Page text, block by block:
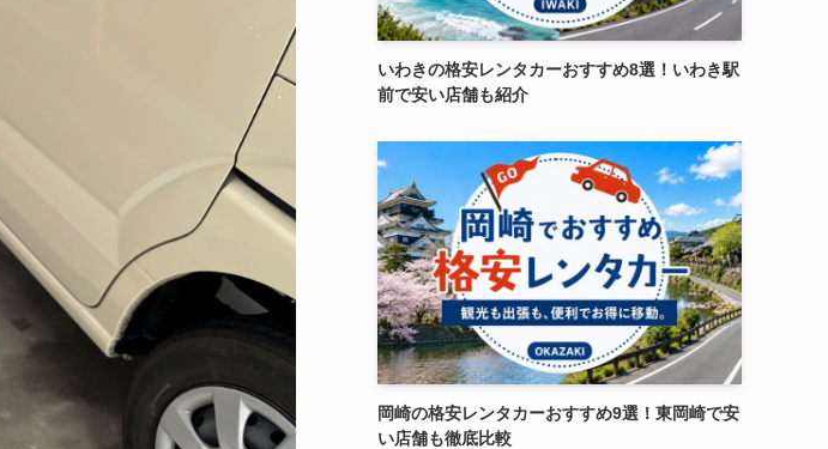
いわきの格安レンタカーおすすめ8選！いわき駅
前で安い店舗も紹介
岡崎の格安レンタカーおすすめ9選！東岡崎で安
い店舗も徹底比較